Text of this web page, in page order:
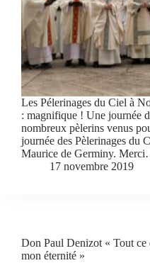
Les Pélerinages du Ciel à
: magnifique ! Une journée
nombreux pèlerins venus
journée des Pèlerinages du
Maurice de Germiny.
17 novembre 2019
Don Paul Denizot « Tout ce
mon éternité »